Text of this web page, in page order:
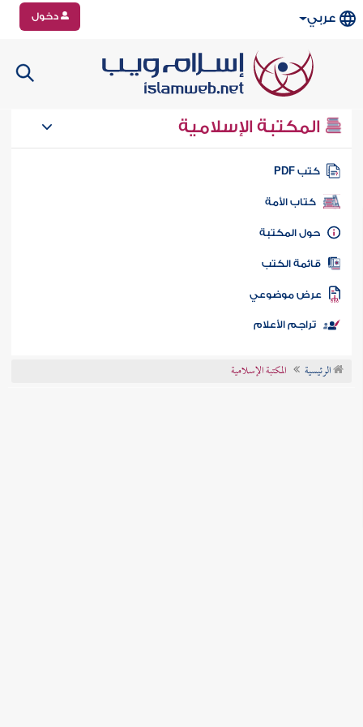
عربي دخول
المكتبة الإسلامية
كتب PDF
كتاب الأمة
المكتبة
الكتب
موضوعي
تراجم الأعلام
الرئيسية المكتبة الإسلامية